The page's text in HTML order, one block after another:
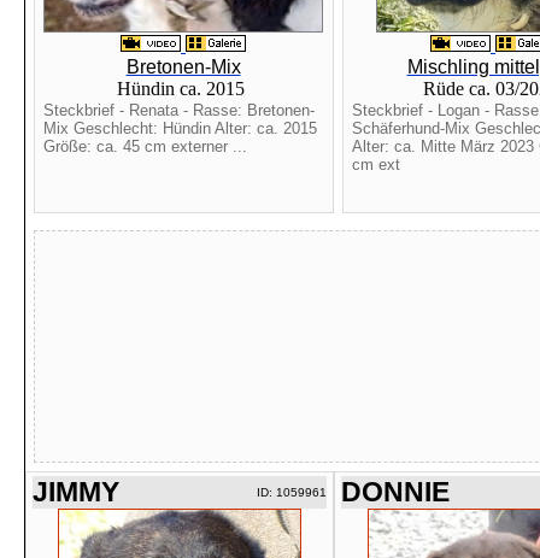
Bretonen-Mix
Hündin ca. 2015
Steckbrief - Renata - Rasse: Bretonen-
Mix Geschlecht: Hündin Alter: ca. 2015
Größe: ca. 45 cm externer ...
Mischling
Rüde ca. 03/
Steckbrief - Logan -
Schäferhund-Mix
Alter: ca. Mitte März 2023
cm ext
JIMMY ID: 1059961 DONNIE